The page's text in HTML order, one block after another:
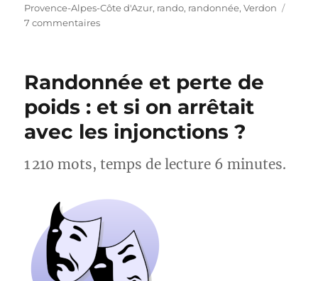
le
Provence-Alpes-Côte d'Azur, rando, randonnée,Verdon
7 commentairessur
autour
Lac
d’Esparron
–
de-
Provence
Randonnée et perte de
poids : et si on arrêtait
avec les injonctions ?
1 210 mots, temps de lecture 6 minutes.